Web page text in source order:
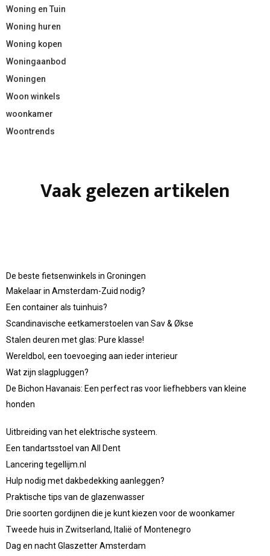
Woning en Tuin
Woning huren
Woning kopen
Woningaanbod
Woningen
Woon winkels
woonkamer
Woontrends
Vaak gelezen artikelen
De beste fietsenwinkels in Groningen
Makelaar in Amsterdam-Zuid nodig?
Een container als tuinhuis?
Scandinavische eetkamerstoelen van Sav & Økse
Stalen deuren met glas: Pure klasse!
Wereldbol, een toevoeging aan ieder interieur
Wat zijn slagpluggen?
De Bichon Havanais: Een perfect ras voor liefhebbers van kleine
honden
Uitbreiding van het elektrische systeem.
Een tandartsstoel van All Dent
Lancering tegellijm.nl
Hulp nodig met dakbedekking aanleggen?
Praktische tips van de glazenwasser
Drie soorten gordijnen die je kunt kiezen voor de woonkamer
Tweede huis in Zwitserland, Italië of Montenegro
Dag en nacht Glaszetter Amsterdam